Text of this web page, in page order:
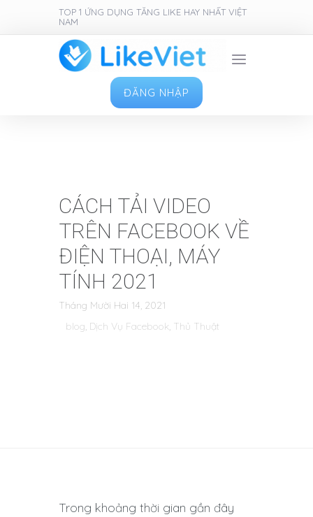
TOP 1 ỨNG DỤNG TĂNG LIKE HAY NHẤT VIỆT
NAM
ĐĂNG NHẬP
CÁCH TẢI VIDEO
TRÊN FACEBOOK VỀ
ĐIỆN THOẠI, MÁY
TÍNH 2021
Tháng Mười Hai 14, 2021
blog, Dịch Vụ Facebook, Thủ Thuật
Trong khoảng thời gian gần đây